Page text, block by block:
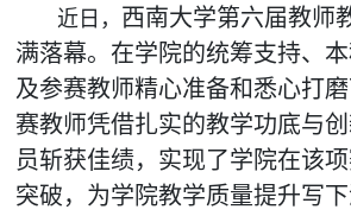
近日， 西南大学第六届教师
满落幕。在学院的统筹支持、
及参赛教师精心准备和悉心打
赛教师凭借扎实的教学功底与
员斩获佳绩，实现了学院在该
突破，为学院教学质量提升写